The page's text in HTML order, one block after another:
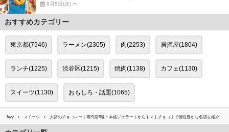
8月5日(水) 〜
おすすめカテゴリー
東京都(7546) ラーメン(2305) 肉(2253) 居酒屋(1804)
ランチ(1225) 渋谷区(1215) 焼肉(1138) カフェ(1130)
スイーツ(1130) おもしろ・話題(1065)
favy スイーツ 大宮のチョコレート専門店6選！本格ジェラートからトマトチョコまで個性豊かな名店を紹介